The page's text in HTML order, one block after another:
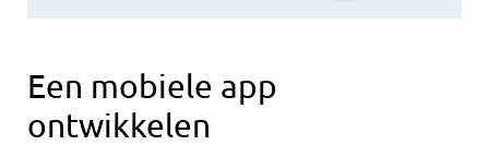
Een mobiele app
ontwikkelen